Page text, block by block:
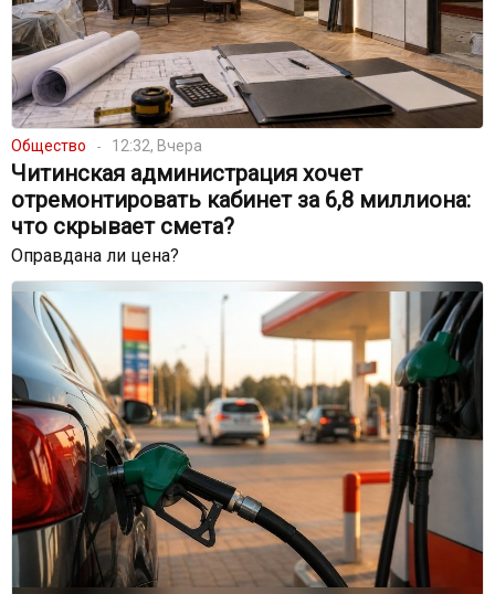
Общество 12:32, Вчера
Читинская администрация хочет
отремонтировать кабинет за 6,8 миллиона:
что скрывает смета?
Оправдана ли цена?